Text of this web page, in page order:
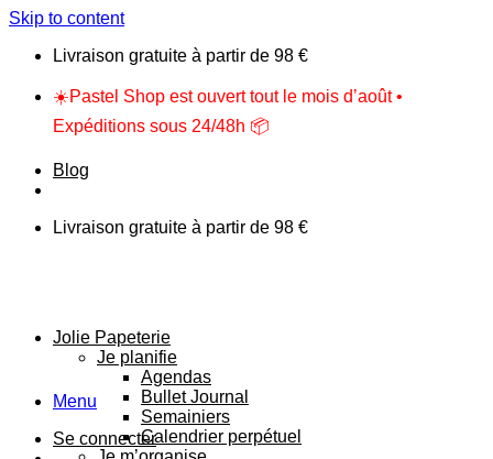
Skip to content
Livraison gratuite à partir de 98 €
☀️Pastel Shop est ouvert tout le mois d’août •
Expéditions sous 24/48h 📦
Blog
Livraison gratuite à partir de 98 €
Menu
Se connecter
Jolie Papeterie
Je planifie
Agendas
Bullet Journal
Semainiers
Calendrier perpétuel